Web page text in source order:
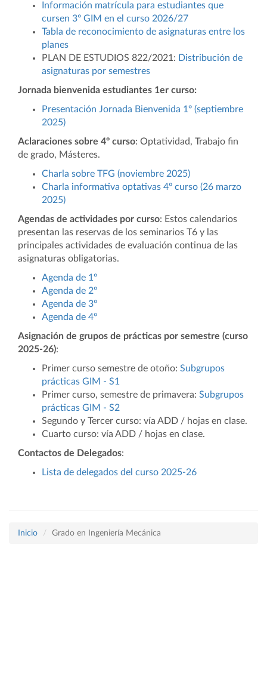
Información matrícula para estudiantes que
cursen 3º GIM en el curso 2026/27
Tabla de reconocimiento de asignaturas entre los
planes
PLAN DE ESTUDIOS 822/2021: Distribución de
asignaturas por semestres
Jornada bienvenida estudiantes 1er curso:
Presentación Jornada Bienvenida 1º (septiembre
2025)
Aclaraciones sobre 4º curso: Optatividad, Trabajo fin
de grado, Másteres.
Charla sobre TFG (noviembre 2025)
Charla informativa optativas 4º curso (26 marzo
2025)
Agendas de actividades por curso: Estos calendarios
presentan las reservas de los seminarios T6 y las
principales actividades de evaluación continua de las
asignaturas obligatorias.
Agenda de 1º
Agenda de 2º
Agenda de 3º
Agenda de 4º
Asignación de grupos de prácticas por semestre (curso
2025-26):
Primer curso semestre de otoño: Subgrupos
prácticas GIM - S1
Primer curso, semestre de primavera: Subgrupos
prácticas GIM - S2
Segundo y Tercer curso: vía ADD / hojas en clase.
Cuarto curso: vía ADD / hojas en clase.
Contactos de Delegados:
Lista de delegados del curso 2025-26
Inicio Grado en Ingeniería Mecánica